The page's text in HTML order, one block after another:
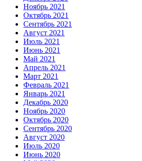
Ноябрь 2021
Октябрь 2021
Сентябрь 2021
Август 2021
Июль 2021
Июнь 2021
Май 2021
Апрель 2021
Март 2021
Февраль 2021
Январь 2021
Декабрь 2020
Ноябрь 2020
Октябрь 2020
Сентябрь 2020
Август 2020
Июль 2020
Июнь 2020